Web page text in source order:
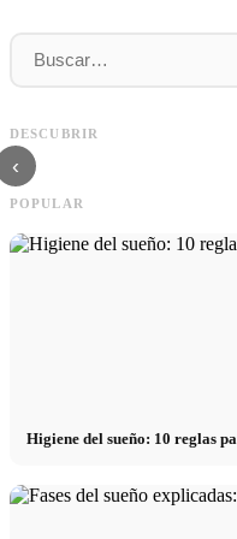
DESCUBRIR
‹
camino directo hacia la carrera
POPULAR
Higiene del sueño: 10 reglas